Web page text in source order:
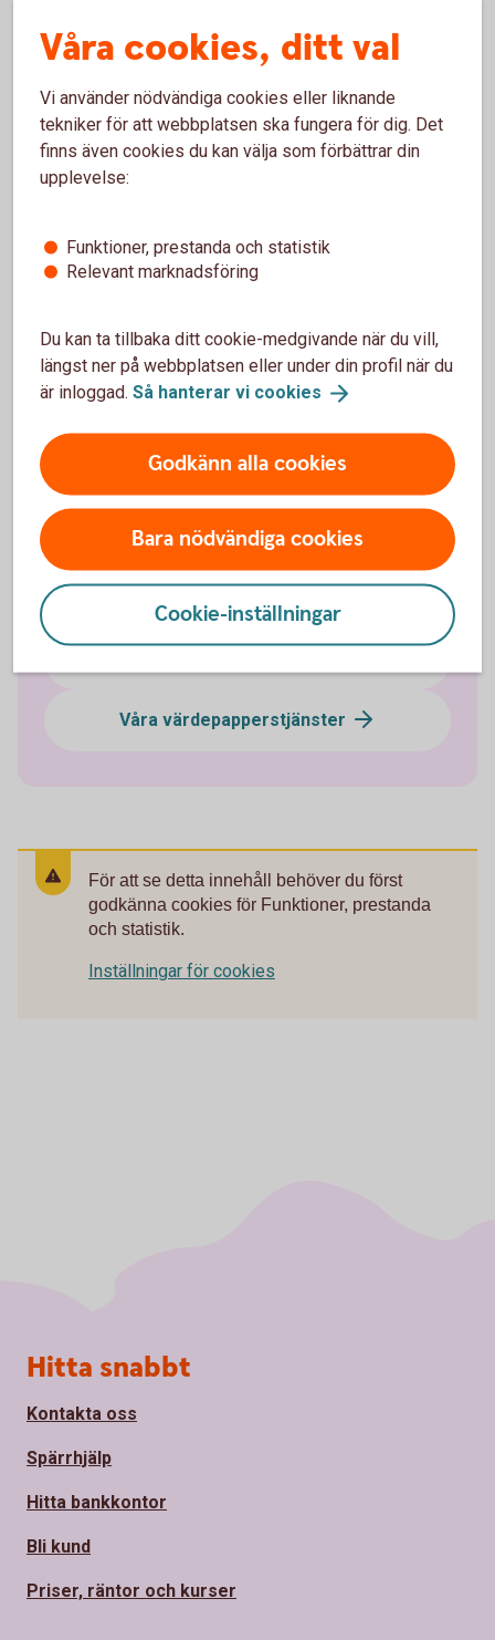
Klicka på Spara och placera.
Skriv räntefond eller obligationsfond i sökfältet.
Investera i värdepapper
Optioner och terminer
Warranter
ETF - Börshandlade fonder
Våra värdepapperstjänster
För att se detta innehåll behöver du först
godkänna cookies för Funktioner, prestanda
och statistik.
Inställningar för cookies
Våra cookies, ditt val
Vi använder nödvändiga cookies eller liknande
tekniker för att webbplatsen ska fungera för dig. Det
finns även cookies du kan välja som förbättrar din
upplevelse:
Funktioner, prestanda och statistik
Relevant marknadsföring
Du kan ta tillbaka ditt cookie-medgivande när du vill,
längst ner på webbplatsen eller under din profil när du
är inloggad. Så hanterar vi cookies
Godkänn alla cookies
Bara nödvändiga cookies
Cookie-inställningar
Sidfot
Hitta snabbt
Kontakta oss
Spärrhjälp
Hitta bankkontor
Bli kund
Priser, räntor och kurser